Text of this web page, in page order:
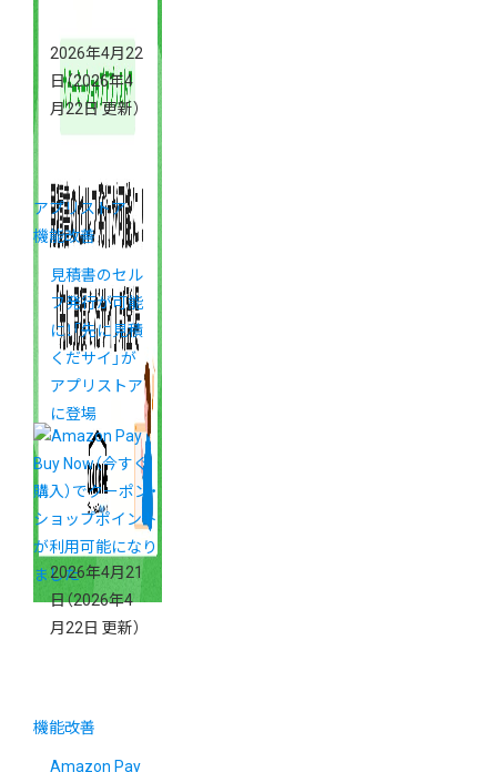
2026年4月22
日（2026年4
月22日 更新）
アプリストア
機能改善
見積書のセル
フ発行が可能
に！「先に見積
くだサイ」が
アプリストア
に登場
2026年4月21
日（2026年4
月22日 更新）
機能改善
Amazon Pay